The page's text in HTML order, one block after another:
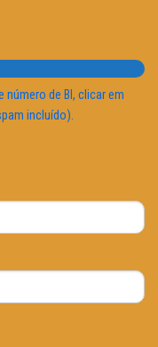
de BI, clicar em
incluído).